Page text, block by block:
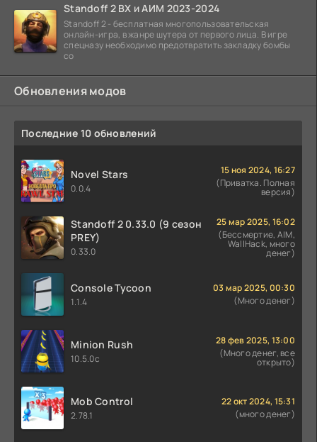
Standoff 2 ВХ и АИМ 2023-2024
Standoff 2 - бесплатная многопользовательская
онлайн-игра, в жанре шутера от первого лица. В игре
спецназу необходимо предотвратить закладку бомбы
со
Обновления модов
Последние 10 обновлений
Novel Stars
0.0.4
15 ноя 2024, 16:27
(Приватка. Полная
версия)
Standoff 2 0.33.0 (9 сезон
PREY)
0.33.0
25 мар 2025, 16:02
(Бессмертие, AIM,
WallHack, много
денег)
Console Tycoon
1.1.4
03 мар 2025, 00:30
(Много денег)
Minion Rush
10.5.0c
28 фев 2025, 13:00
(Много денег, все
открыто)
Mob Control
2.78.1
22 окт 2024, 15:31
(много денег)